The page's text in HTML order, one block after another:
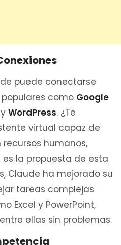
puede conectarse
como Google
y WordPress. ¿Te
virtual capaz de
humanos,
es la propuesta de esta
Claude ha mejorado su
tareas complejas
Excel y PowerPoint,
ellas sin problemas.